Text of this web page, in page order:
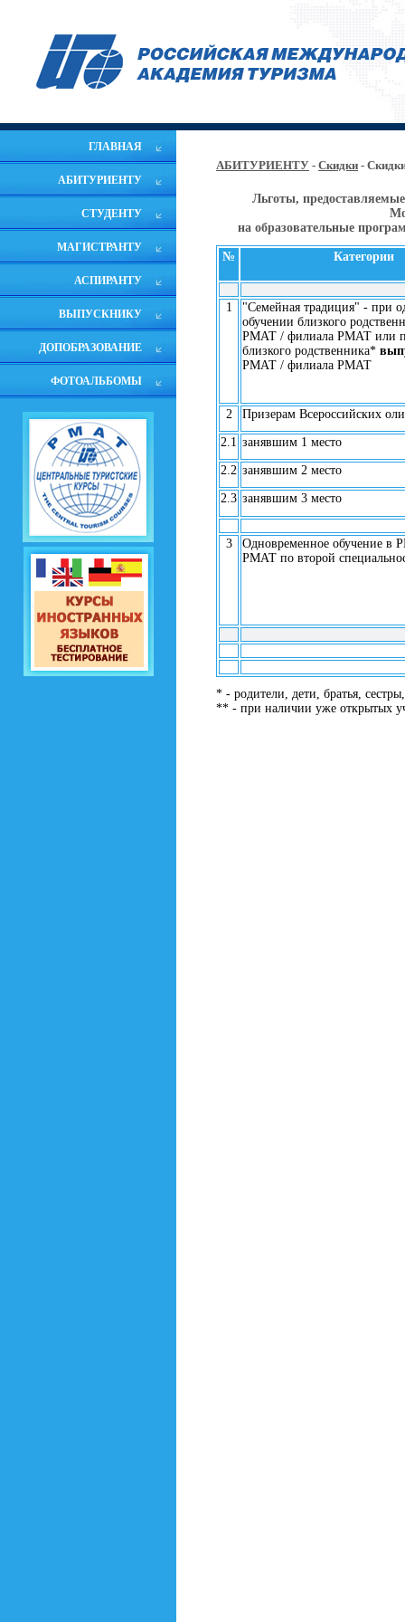
ГЛАВНАЯ
АБИТУРИЕНТУ
СТУДЕНТУ
МАГИСТРАНТУ
АСПИРАНТУ
ВЫПУСКНИКУ
ДОПОБРАЗОВАНИЕ
ФОТОАЛЬБОМЫ
АБИТУРИЕНТУ - Скидки -
Льготы,
на образовательные
№ Категории
1
"Семейная традиция" - при
обучении близкого
РМАТ / филиала РМАТ или
близкого родственника*
РМАТ / филиала РМАТ
2 Призерам Всероссийских
2.1 занявшим 1 место
2.2 занявшим 2 место
2.3 занявшим 3 место
3
Одновременное обучение в
РМАТ по второй
* - родители, дети, братья,
** - при наличии уже открытых